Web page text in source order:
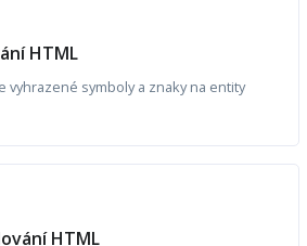
HTML
vyhrazené symboly a znaky na entity
HTML